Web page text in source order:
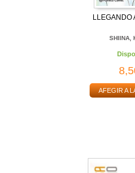
LLEGANDO
SHIINA,
AFEGIR A